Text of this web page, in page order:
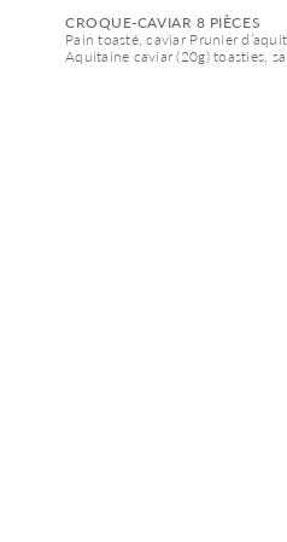
CROQUE-CAVIAR 8 PIÈCES
Pain toasté, caviar Prunier
Aquitaine caviar (20g) toasties,